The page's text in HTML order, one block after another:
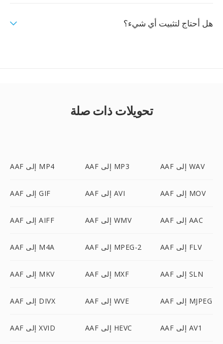
هل أحتاج لتثبيت أي شيء؟
تحويلات ذات صلة
AAF إلى MP4 AAF إلى MP3 AAF إلى WAV
AAF إلى GIF AAF إلى AVI AAF إلى MOV
AAF إلى AIFF AAF إلى WMV AAF إلى AAC
AAF إلى M4A AAF إلى MPEG-2 AAF إلى FLV
AAF إلى MKV AAF إلى MXF AAF إلى SLN
AAF إلى DIVX AAF إلى WVE AAF إلى MJPEG
AAF إلى XVID AAF إلى HEVC AAF إلى AV1